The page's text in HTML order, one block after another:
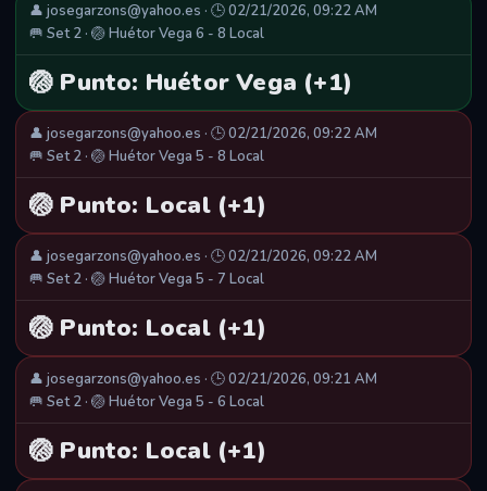
👤 josegarzons@yahoo.es · 🕒 02/21/2026, 09:22 AM
🥅 Set 2 · 🏐 Huétor Vega 6 - 8 Local
🏐 Punto: Huétor Vega (+1)
👤 josegarzons@yahoo.es · 🕒 02/21/2026, 09:22 AM
🥅 Set 2 · 🏐 Huétor Vega 5 - 8 Local
🏐 Punto: Local (+1)
👤 josegarzons@yahoo.es · 🕒 02/21/2026, 09:22 AM
🥅 Set 2 · 🏐 Huétor Vega 5 - 7 Local
🏐 Punto: Local (+1)
👤 josegarzons@yahoo.es · 🕒 02/21/2026, 09:21 AM
🥅 Set 2 · 🏐 Huétor Vega 5 - 6 Local
🏐 Punto: Local (+1)